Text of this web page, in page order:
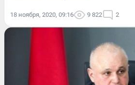
18 ноября, 2020, 09:16 9 822 2